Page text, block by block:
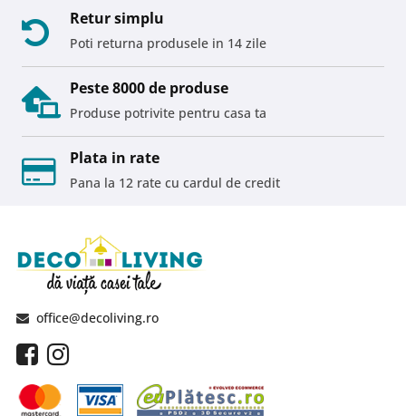
Retur simplu
Poti returna produsele in 14 zile
Peste 8000 de produse
Produse potrivite pentru casa ta
Plata in rate
Pana la 12 rate cu cardul de credit
office@decoliving.ro